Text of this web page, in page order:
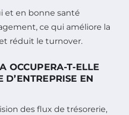
et en bonne santé
ce qui améliore la
réduit le turnover.
OCCUPERA-T-ELLE
EN
des flux de trésorerie,